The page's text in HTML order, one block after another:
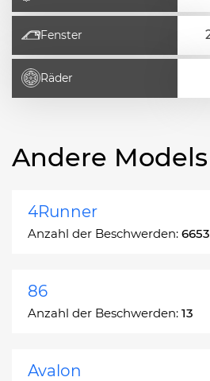
Fenster
Räder
Andere Models
4Runner
Anzahl der Beschwerden: 6653
86
Anzahl der Beschwerden: 13
Avalon